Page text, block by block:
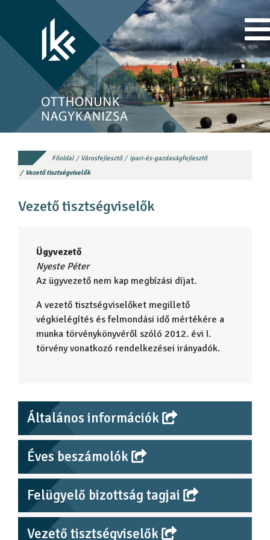
Főoldal Városfejlesztő
ipari-és-gazdaságfejlesztő
Vezető tisztségviselők
Vezető tisztségviselők
Ügyvezető
Nyeste Péter
Az ügyvezető nem kap megbízási díjat.
A vezető tisztségviselőket megillető
végkielégítés és felmondási idő mértékére a
munka törvénykönyvéről szóló 2012. évi I.
törvény vonatkozó rendelkezései irányadók.
Általános információk
Éves beszámolók
Felügyelő bizottság tagjai
Vezető tisztségviselők